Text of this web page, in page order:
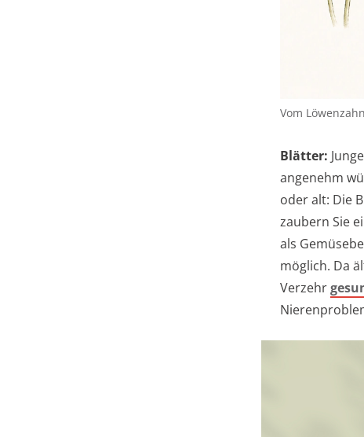
Vom
Blätter:
angenehm
oder alt: Die
zaubern Sie
als
möglich. Da
Verzehr